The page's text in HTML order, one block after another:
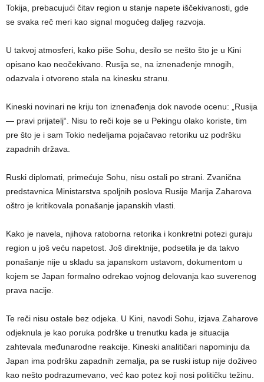
Tokija, prebacujući čitav region u stanje napete iščekivanosti, gde
se svaka reč meri kao signal mogućeg daljeg razvoja.
U takvoj atmosferi, kako piše Sohu, desilo se nešto što je u Kini
opisano kao neočekivano. Rusija se, na iznenađenje mnogih,
odazvala i otvoreno stala na kinesku stranu.
Kineski novinari ne kriju ton iznenađenja dok navode ocenu: „Rusija
— pravi prijatelj“. Nisu to reči koje se u Pekingu olako koriste, tim
pre što je i sam Tokio nedeljama pojačavao retoriku uz podršku
zapadnih država.
Ruski diplomati, primećuje Sohu, nisu ostali po strani. Zvanična
predstavnica Ministarstva spoljnih poslova Rusije Marija Zaharova
oštro je kritikovala ponašanje japanskih vlasti.
Kako je navela, njihova ratoborna retorika i konkretni potezi guraju
region u još veću napetost. Još direktnije, podsetila je da takvo
ponašanje nije u skladu sa japanskom ustavom, dokumentom u
kojem se Japan formalno odrekao vojnog delovanja kao suverenog
prava nacije.
Te reči nisu ostale bez odjeka. U Kini, navodi Sohu, izjava Zaharove
odjeknula je kao poruka podrške u trenutku kada je situacija
zahtevala međunarodne reakcije. Kineski analitičari napominju da
Japan ima podršku zapadnih zemalja, pa se ruski istup nije doživeo
kao nešto podrazumevano, već kao potez koji nosi političku težinu.